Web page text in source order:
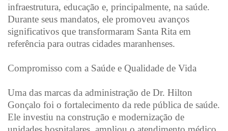
infraestrutura, educação e, principalmente, na saúde.
Durante seus mandatos, ele promoveu avanços
significativos que transformaram Santa Rita em
referência para outras cidades maranhenses.
Compromisso com a Saúde e Qualidade de Vida
Uma das marcas da administração de Dr. Hilton
Gonçalo foi o fortalecimento da rede pública de saúde.
Ele investiu na construção e modernização de